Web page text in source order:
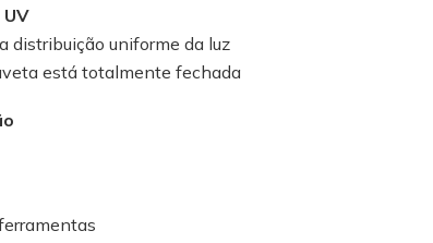
distribuição uniforme da luz
está totalmente fechada